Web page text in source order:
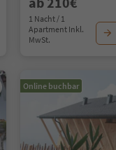
1 Nacht / 1
Apartment Inkl.
MwSt.
Online buchbar